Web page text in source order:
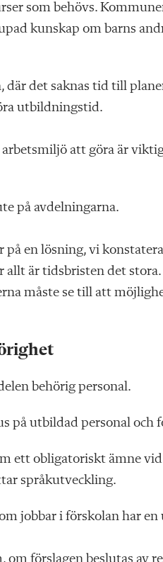
som behövs.
kunskap om barns
det saknas tid till
utbildningstid.
att göra är
på avdelningarna.
på en lösning, vi
är tidsbristen det
måste se till att
behörig personal.
på utbildad personal och
ett obligatoriskt ämne
språkutveckling.
jobbar i förskolan har